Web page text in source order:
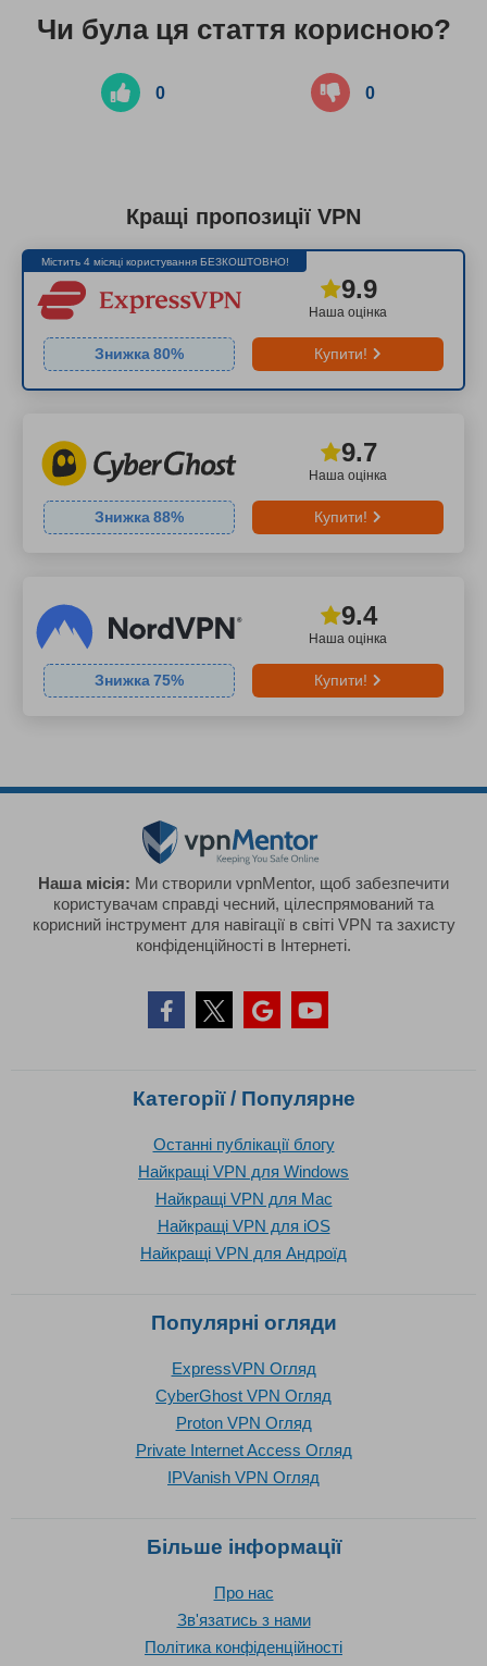
Чи була ця стаття корисною?
0 0
Кращі пропозиції VPN
Містить 4 місяці користування БЕЗКОШТОВНО!
Наша оцінка
9.9
Знижка80% Купити!
Наша оцінка
9.7
Знижка88% Купити!
Наша оцінка
9.4
Знижка75% Купити!
Наша місія: Ми створили vpnMentor, щоб забезпечити
користувачам справді чесний, цілеспрямований та
корисний інструмент для навігації в світі VPN та захисту
конфіденційності в Інтернеті.
Категорії / Популярне
Останні публікації блогу
Найкращі VPN для Windows
Найкращі VPN для Mac
Найкращі VPN для iOS
Найкращі VPN для Андроїд
Популярні огляди
ExpressVPN Огляд
CyberGhost VPN Огляд
Proton VPN Огляд
Private Internet Access Огляд
IPVanish VPN Огляд
Більше інформації
Про нас
Зв'язатись з нами
Політика конфіденційності